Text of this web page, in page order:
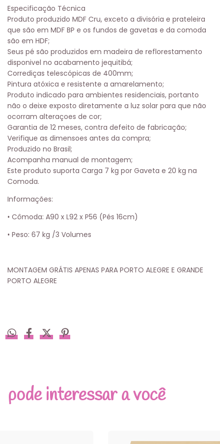
Especificação Técnica
Produto produzido MDF Cru, exceto a divisória e prateleira
que são em MDF BP e os fundos de gavetas e da comoda
são em HDF;
Seus pé são produzidos em madeira de reflorestamento
disponivel no acabamento jequitibá;
Corrediças telescópicas de 400mm;
Pintura atóxica e resistente a amarelamento;
Produto indicado para ambientes residenciais, portanto
não o deixe exposto diretamente a luz solar para que não
ocorram alteraçoes de cor;
Garantia de 12 meses, contra defeito de fabricação;
Verifique as dimensoes antes da compra;
Produzido no Brasil;
Acompanha manual de montagem;
Este produto suporta Carga 7 kg por Gaveta e 20 kg na
Comoda.
Informações:
• Cômoda: A90 x L92 x P56 (Pés 16cm)
• Peso: 67 kg /3 Volumes
MONTAGEM GRÁTIS APENAS PARA PORTO ALEGRE E GRANDE
PORTO ALEGRE
pode interessar a você